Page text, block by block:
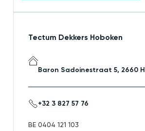
Tectum Dekkers Hoboken
Baron Sadoinestraat 5, 2660
+32 3 827 57 76
BE 0404 121 103